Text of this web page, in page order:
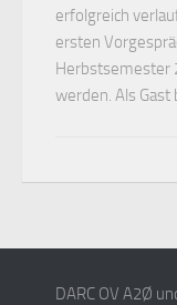
erfolgreich
ersten
Herbstsemester
werden. Als Gast
DARC OV A2Ø